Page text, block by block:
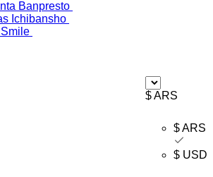
$ ARS
$ ARS
$ USD